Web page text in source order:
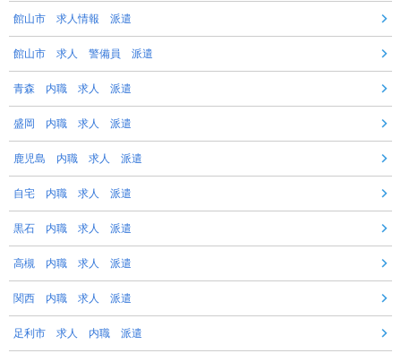
館山市 求人情報 派遣
館山市 求人 警備員 派遣
青森 内職 求人 派遣
盛岡 内職 求人 派遣
鹿児島 内職 求人 派遣
自宅 内職 求人 派遣
黒石 内職 求人 派遣
高槻 内職 求人 派遣
関西 内職 求人 派遣
足利市 求人 内職 派遣